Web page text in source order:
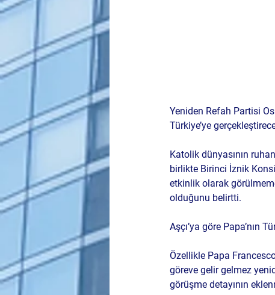
Yeniden Refah Partisi
Türkiye’ye
Katolik dünyasının
birlikte Birinci İznik
etkinlik olarak
olduğunu belirtti.
Aşçı’ya göre Papa’nın
Özellikle Papa
göreve gelir gelmez
görüşme detayının